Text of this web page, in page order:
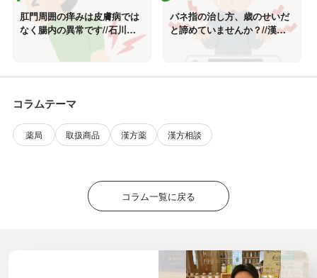
肛門周囲の痒みは皮膚病では
なく腸内の異常です//石川県
漢方専門薬局
バネ指の治し方、歳のせいだ
と諦めていませんか？//漢方
コラムテーマ
薬局 取扱商品 漢方薬 漢方相談
コラム一覧に戻る